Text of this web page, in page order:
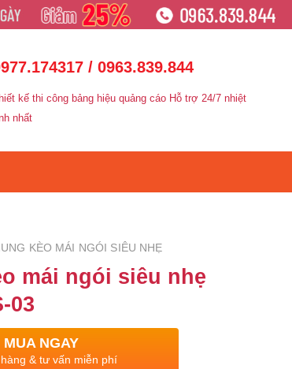
/ 0963.839.844
kế thi công bảng hiệu quảng cáo Hỗ trợ 24/7 nhiệt
nhất
KÈO MÁI NGÓI SIÊU NHẸ
mái ngói siêu nhẹ
03
MUA NGAY
& tư vấn miễn phí